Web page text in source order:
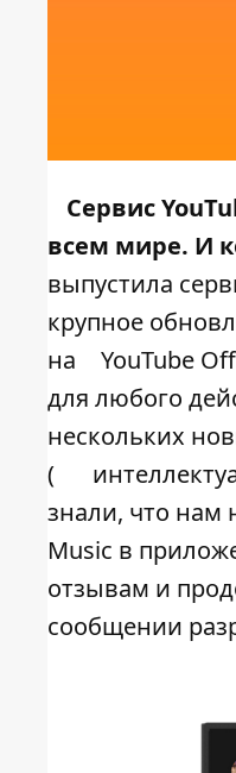
Сервис
всем мире. И
выпустила
крупное
на
YouTube
для любого
нескольких
(
знали, что нам
Music в
отзывам и
сообщении